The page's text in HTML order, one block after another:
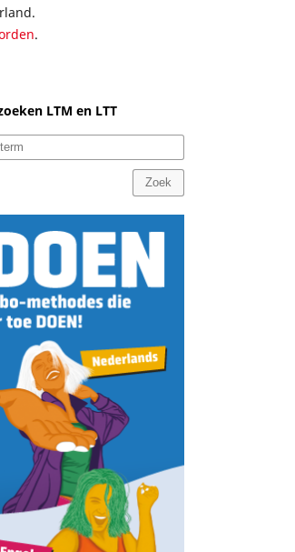
.
LTM en LTT
Zoek